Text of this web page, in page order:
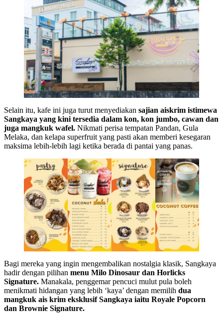
Selain itu, kafe ini juga turut menyediakan sajian aiskrim istimewa
Sangkaya yang kini tersedia dalam kon, kon jumbo, cawan dan
juga mangkuk wafel. Nikmati perisa tempatan Pandan, Gula
Melaka, dan kelapa superfruit yang pasti akan memberi kesegaran
maksima lebih-lebih lagi ketika berada di pantai yang panas.
Bagi mereka yang ingin mengembalikan nostalgia klasik, Sangkaya
hadir dengan pilihan menu Milo Dinosaur dan Horlicks
Signature. Manakala, penggemar pencuci mulut pula boleh
menikmati hidangan yang lebih ‘kaya’ dengan memilih dua
mangkuk ais krim eksklusif Sangkaya iaitu Royale Popcorn
dan Brownie Signature.